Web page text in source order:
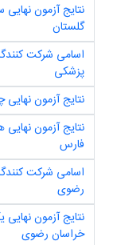
نتایج آزمون
گلستان
اسامی شرکت
پزشکی
نتایج آزمون
نتایج آزمون
فارس
اسامی شرکت
رضوی
نتایج آزمون
خراسان رضوی